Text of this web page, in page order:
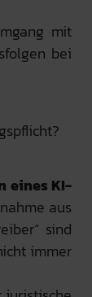
mit
bei
eines KI-
aus
sind
immer